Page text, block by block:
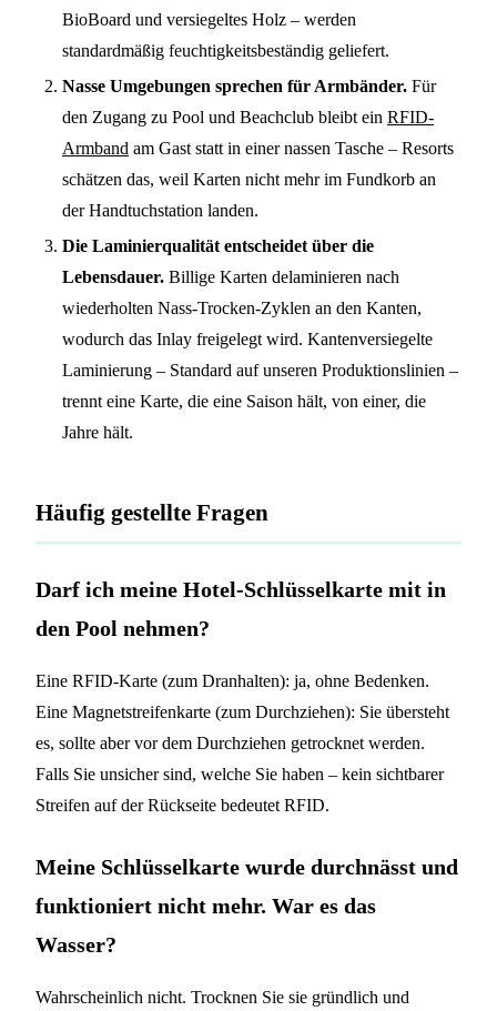
BioBoard und versiegeltes Holz – werden
standardmäßig feuchtigkeitsbeständig geliefert.
Nasse Umgebungen sprechen für Armbänder. Für
den Zugang zu Pool und Beachclub bleibt ein RFID-
Armband am Gast statt in einer nassen Tasche – Resorts
schätzen das, weil Karten nicht mehr im Fundkorb an
der Handtuchstation landen.
Die Laminierqualität entscheidet über die
Lebensdauer. Billige Karten delaminieren nach
wiederholten Nass-Trocken-Zyklen an den Kanten,
wodurch das Inlay freigelegt wird. Kantenversiegelte
Laminierung – Standard auf unseren Produktionslinien –
trennt eine Karte, die eine Saison hält, von einer, die
Jahre hält.
Häufig gestellte Fragen
Darf ich meine Hotel-Schlüsselkarte mit in
den Pool nehmen?
Eine RFID-Karte (zum Dranhalten): ja, ohne Bedenken.
Eine Magnetstreifenkarte (zum Durchziehen): Sie übersteht
es, sollte aber vor dem Durchziehen getrocknet werden.
Falls Sie unsicher sind, welche Sie haben – kein sichtbarer
Streifen auf der Rückseite bedeutet RFID.
Meine Schlüsselkarte wurde durchnässt und
funktioniert nicht mehr. War es das
Wasser?
Wahrscheinlich nicht. Trocknen Sie sie gründlich und